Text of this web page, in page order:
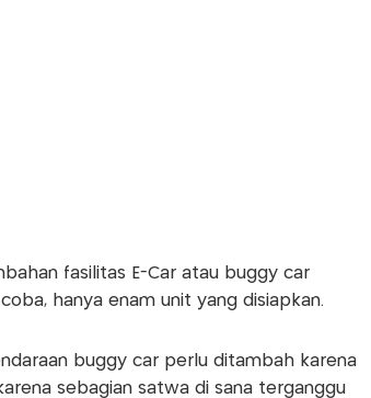
fasilitas E-Car atau buggy car
hanya enam unit yang disiapkan.
buggy car perlu ditambah karena
sebagian satwa di sana terganggu